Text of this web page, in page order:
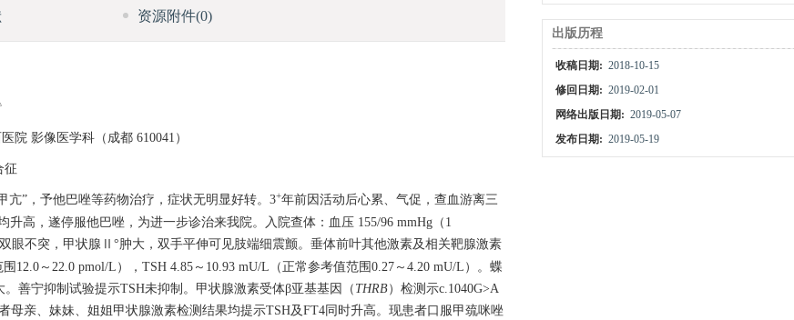
资源附件(0)
院 影像医学科（成都 610041）
征
亢”，予他巴唑等药物治疗，症状无明显好转。3+年前因活动后心累、气促，查血游离三
高，遂停服他巴唑，为进一步诊治来我院。入院查体：血压 155/96 mmHg（1
眼不突，甲状腺Ⅱ°肿大，双手平伸可见肢端细震颤。垂体前叶其他激素及相关靶腺激素
～22.0 pmol/L），TSH 4.85～10.93 mU/L（正常参考值范围0.27～4.20 mU/L）。蝶
善宁抑制试验提示TSH未抑制。甲状腺激素受体β亚基基因（THRB）检测示c.1040G>A
母亲、妹妹、姐姐甲状腺激素检测结果均提示TSH及FT4同时升高。现患者口服甲巯咪唑
出版历程
收稿日期: 2018-10-15
修回日期: 2019-02-01
网络出版日期: 2019-05-07
发布日期: 2019-05-19